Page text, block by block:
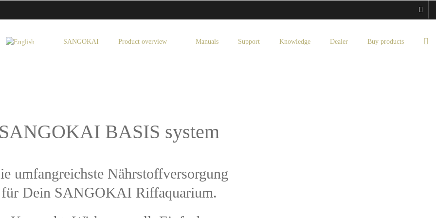
SANGOKAI Product overview Manuals Support Knowledge Dealer Buy products
BASIS system
umfangreichste Nährstoffversorgung
für Dein SANGOKAI Riffaquarium.